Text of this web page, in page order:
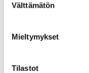
valinta
Välttämätön
Mieltymykset
Tilastot